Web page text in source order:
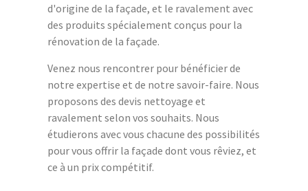
d'origine de la façade, et le ravalement avec
des produits spécialement conçus pour la
rénovation de la façade.
Venez nous rencontrer pour bénéficier de
notre expertise et de notre savoir-faire. Nous
proposons des devis nettoyage et
ravalement selon vos souhaits. Nous
étudierons avec vous chacune des possibilités
pour vous offrir la façade dont vous rêviez, et
ce à un prix compétitif.